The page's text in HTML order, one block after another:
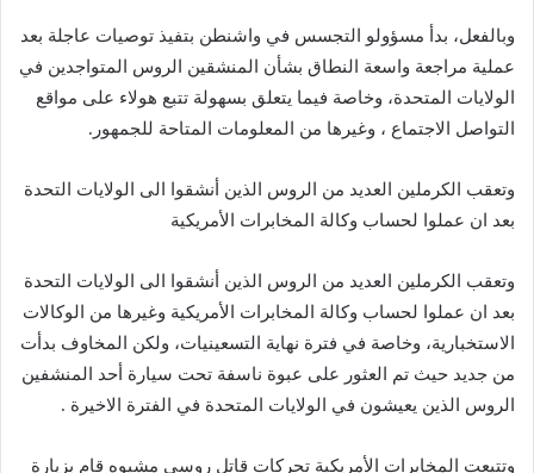
وبالفعل، بدأ مسؤولو التجسس في واشنطن بتفيذ توصيات عاجلة بعد
عملية مراجعة واسعة النطاق بشأن المنشقين الروس المتواجدين في
الولايات المتحدة، وخاصة فيما يتعلق بسهولة تتبع هولاء على مواقع
التواصل الاجتماع ، وغيرها من المعلومات المتاحة للجمهور.
وتعقب الكرملين العديد من الروس الذين أنشقوا الى الولايات التحدة
بعد ان عملوا لحساب وكالة المخابرات الأمريكية
وتعقب الكرملين العديد من الروس الذين أنشقوا الى الولايات التحدة
بعد ان عملوا لحساب وكالة المخابرات الأمريكية وغيرها من الوكالات
الاستخبارية، وخاصة في فترة نهاية التسعينيات، ولكن المخاوف بدأت
من جديد حيث تم العثور على عبوة ناسفة تحت سيارة أحد المنشفين
الروس الذين يعيشون في الولايات المتحدة في الفترة الاخيرة .
وتتبعت المخابرات الأمريكية تحركات قاتل روسي مشبوه قام بزيارة